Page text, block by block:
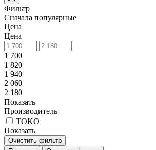
Фильтр
Сначала популярные
Цена
Цена
1 700
1 820
1 940
2 060
2 180
Показать
Производитель
TOKO
Показать
Очистить фильтр